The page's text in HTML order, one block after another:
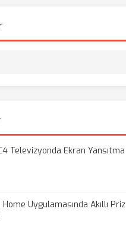
Televizyonda Ekran Yansıtma
Uygulamasında Akıllı Priz